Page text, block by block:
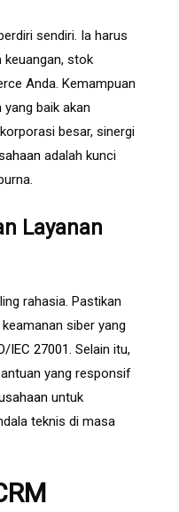
sendiri. Ia harus
keuangan, stok
Anda. Kemampuan
yang baik akan
besar, sinergi
adalah kunci
Layanan
rahasia. Pastikan
siber yang
IEC 27001. Selain itu,
yang responsif
untuk
teknis di masa